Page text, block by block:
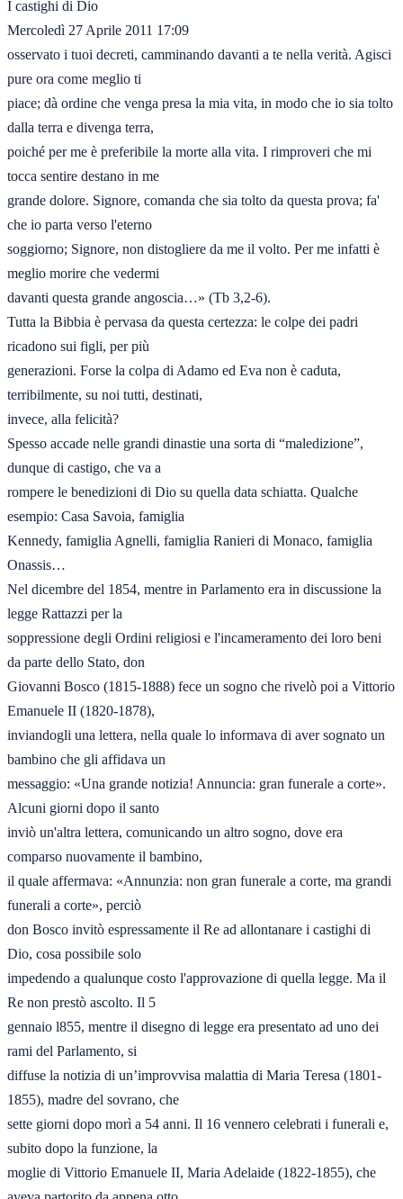
I castighi di Dio
Mercoledì 27 Aprile 2011 17:09
osservato i tuoi decreti, camminando davanti a te nella verità. Agisci
pure ora come meglio ti
piace; dà ordine che venga presa la mia vita, in modo che io sia tolto
dalla terra e divenga terra,
poiché per me è preferibile la morte alla vita. I rimproveri che mi
tocca sentire destano in me
grande dolore. Signore, comanda che sia tolto da questa prova; fa'
che io parta verso l'eterno
soggiorno; Signore, non distogliere da me il volto. Per me infatti è
meglio morire che vedermi
davanti questa grande angoscia…» (Tb 3,2-6).
Tutta la Bibbia è pervasa da questa certezza: le colpe dei padri
ricadono sui figli, per più
generazioni. Forse la colpa di Adamo ed Eva non è caduta,
terribilmente, su noi tutti, destinati,
invece, alla felicità?
Spesso accade nelle grandi dinastie una sorta di “maledizione”,
dunque di castigo, che va a
rompere le benedizioni di Dio su quella data schiatta. Qualche
esempio: Casa Savoia, famiglia
Kennedy, famiglia Agnelli, famiglia Ranieri di Monaco, famiglia
Onassis…
Nel dicembre del 1854, mentre in Parlamento era in discussione la
legge Rattazzi per la
soppressione degli Ordini religiosi e l'incameramento dei loro beni
da parte dello Stato, don
Giovanni Bosco (1815-1888) fece un sogno che rivelò poi a Vittorio
Emanuele II (1820-1878),
inviandogli una lettera, nella quale lo informava di aver sognato un
bambino che gli affidava un
messaggio: «Una grande notizia! Annuncia: gran funerale a corte».
Alcuni giorni dopo il santo
inviò un'altra lettera, comunicando un altro sogno, dove era
comparso nuovamente il bambino,
il quale affermava: «Annunzia: non gran funerale a corte, ma grandi
funerali a corte», perciò
don Bosco invitò espressamente il Re ad allontanare i castighi di
Dio, cosa possibile solo
impedendo a qualunque costo l'approvazione di quella legge. Ma il
Re non prestò ascolto. Il 5
gennaio l855, mentre il disegno di legge era presentato ad uno dei
rami del Parlamento, si
diffuse la notizia di un’improvvisa malattia di Maria Teresa (1801-
1855), madre del sovrano, che
sette giorni dopo morì a 54 anni. Il 16 vennero celebrati i funerali e,
subito dopo la funzione, la
moglie di Vittorio Emanuele II, Maria Adelaide (1822-1855), che